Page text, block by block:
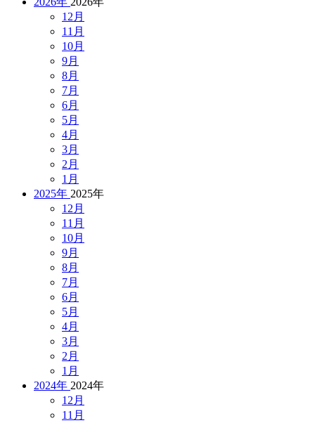
12月
11月
10月
9月
8月
7月
6月
5月
4月
3月
2月
1月
2025年 2025年
12月
11月
10月
9月
8月
7月
6月
5月
4月
3月
2月
1月
2024年 2024年
12月
11月